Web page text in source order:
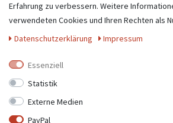
MEIN KONTO
Registrieren
UNTERNEHMEN
Kontakt
Erfahrung zu verbessern. Weitere
verwendeten Cookies und Ihren Rechten als
Daten­schutz­erklärung
Impressum
Essenziell
Statistik
Externe Medien
PayPal